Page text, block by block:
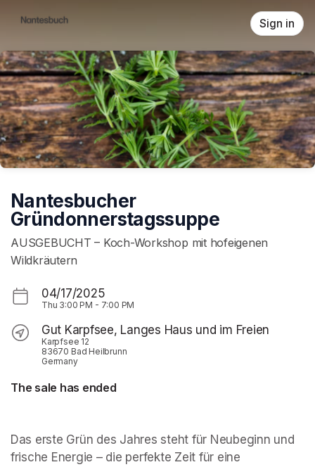
Sign in
Nantesbucher
Gründonnerstagssuppe
AUSGEBUCHT – Koch-Workshop mit hofeigenen
Wildkräutern
04/17/2025
Thu 3:00 PM - 7:00 PM
Gut Karpfsee, Langes Haus und im Freien
Karpfsee 12
83670 Bad Heilbrunn
Germany
The sale has ended
Das erste Grün des Jahres steht für Neubeginn und
frische Energie – die perfekte Zeit für eine